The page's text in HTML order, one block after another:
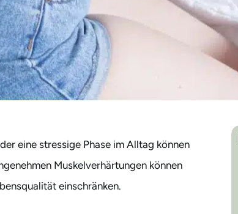
eine stressige Phase im Alltag können
Muskelverhärtungen können
einschränken.